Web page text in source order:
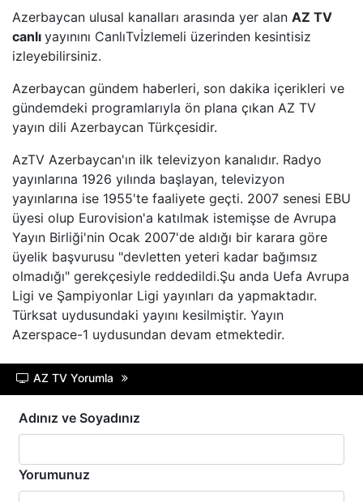
BEYAZ TV
SHOW TV
A2 TV
TEVE2
TV8,5
SöZCü TV
NTV
HABER GLOBAL
HABERTüRK
HALK TV
TRT HABER
Azerbaycan ulusal kanalları arasında yer alan AZ TV
canlı yayınını CanlıTvİzlemeli üzerinden kesintisiz
izleyebilirsiniz.
Azerbaycan gündem haberleri, son dakika içerikleri ve
gündemdeki programlarıyla ön plana çıkan AZ TV
yayın dili Azerbaycan Türkçesidir.
AzTV Azerbaycan'ın ilk televizyon kanalıdır. Radyo
yayınlarına 1926 yılında başlayan, televizyon
yayınlarına ise 1955'te faaliyete geçti. 2007 senesi EBU
üyesi olup Eurovision'a katılmak istemişse de Avrupa
Yayın Birliği'nin Ocak 2007'de aldığı bir karara göre
üyelik başvurusu "devletten yeteri kadar bağımsız
olmadığı" gerekçesiyle reddedildi.Şu anda Uefa Avrupa
Ligi ve Şampiyonlar Ligi yayınları da yapmaktadır.
Türksat uydusundaki yayını kesilmiştir. Yayın
Azerspace-1 uydusundan devam etmektedir.
AZ TV Yorumla
Adınız ve Soyadınız
Yorumunuz